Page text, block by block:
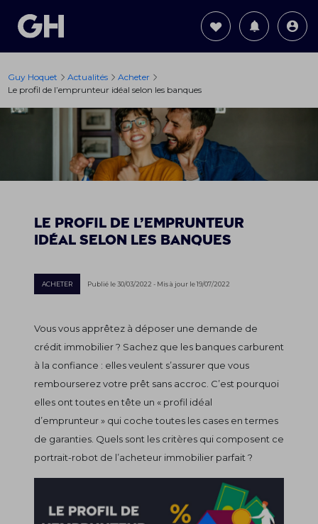
Guy Hoquet Actualités
Acheter
Le profil de l’emprunteur idéal selon les banques
Le profil de l’emprunteur
idéal selon les banques
ACHETER Publié le 30/03/2022 - Mis à jour le 19/07/2022
Vous vous apprêtez à déposer une demande de
crédit immobilier ? Sachez que les banques carburent
à la confiance : elles veulent s’assurer que vous
rembourserez votre prêt sans accroc. C’est pourquoi
elles ont toutes en tête un « profil idéal
d’emprunteur » qui coche toutes les cases en termes
de garanties. Quels sont les critères qui composent ce
portrait-robot de l’acheteur immobilier parfait ?